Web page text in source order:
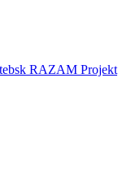
RAZAM Projekt